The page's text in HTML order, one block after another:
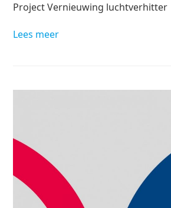
Project Vernieuwing luchtverhitter
Lees meer